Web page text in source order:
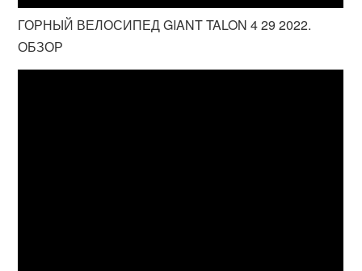
ГОРНЫЙ ВЕЛОСИПЕД GIANT TALON 4 29 2022.
ОБЗОР